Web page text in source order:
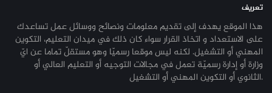
تعريف
هذا الموقع يهدف إلى تقديم معلومات ونصائح ووسائل عمل تساعدك
على الاستعداد و اتخاذ القرار سواء كان ذلك في ميدان التعليم، التكوين
المهني أو التشغيل. لكنه ليس موقعا رسميّا وهو مستقلّ تماما عن ايّ
وزارة أو إدارة رسميّة تعمل في مجالات التوجيه أو التعليم العالي أو
الثانوي أو التكوين المهني أو التشغيل.